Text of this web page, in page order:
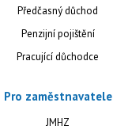
Předčasný důchod
Penzijní pojištění
Pracující důchodce
Pro zaměstnavatele
JMHZ